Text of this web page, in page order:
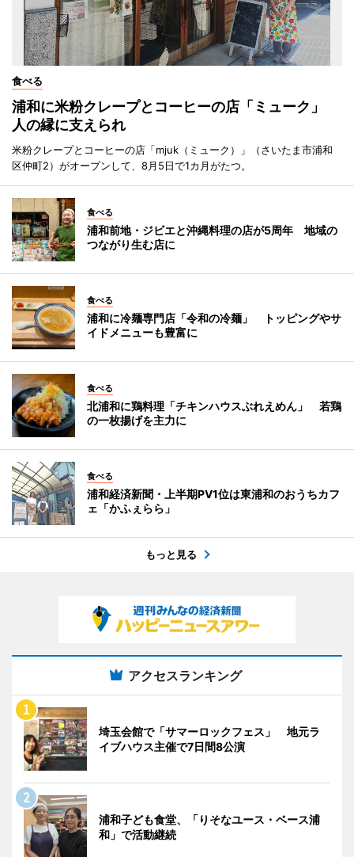
食べる
浦和に米粉クレープとコーヒーの店「ミューク」
人の縁に支えられ
米粉クレープとコーヒーの店「mjuk（ミューク）」（さいたま市浦和
区仲町2）がオープンして、8月5日で1カ月がたつ。
食べる
浦和前地・ジビエと沖縄料理の店が5周年 地域の
つながり生む店に
食べる
浦和に冷麺専門店「令和の冷麺」 トッピングやサ
イドメニューも豊富に
食べる
北浦和に鶏料理「チキンハウスぶれえめん」 若鶏
の一枚揚げを主力に
食べる
浦和経済新聞・上半期PV1位は東浦和のおうちカフ
ェ「かふぇらら」
もっと見る
アクセスランキング
埼玉会館で「サマーロックフェス」 地元ラ
イブハウス主催で7日間8公演
浦和子ども食堂、「りそなユース・ベース浦
和」で活動継続